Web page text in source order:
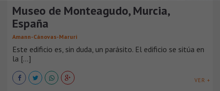
Museo de Monteagudo, Murcia,
España
Amann-Cánovas-Maruri
Este edificio es, sin duda, un parásito. El edificio se sitúa en
la [...]
VER +